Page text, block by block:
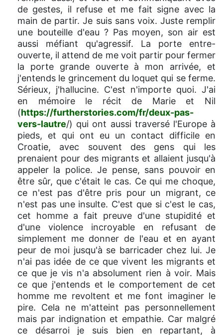
de gestes, il refuse et me fait signe avec la
main de partir. Je suis sans voix. Juste remplir
une bouteille d'eau ? Pas moyen, son air est
aussi méfiant qu'agressif. La porte entre-
ouverte, il attend de me voit partir pour fermer
la porte grande ouverte à mon arrivée, et
j'entends le grincement du loquet qui se ferme.
Sérieux, j'hallucine. C'est n'importe quoi. J'ai
en mémoire le récit de Marie et Nil
(https://furtherstories.com/fr/deux-pas-
vers-lautre/) qui ont aussi traversé l'Europe à
pieds, et qui ont eu un contact difficile en
Croatie, avec souvent des gens qui les
prenaient pour des migrants et allaient jusqu'à
appeler la police. Je pense, sans pouvoir en
être sûr, que c'était le cas. Ce qui me choque,
ce n'est pas d'être pris pour un migrant, ce
n'est pas une insulte. C'est que si c'est le cas,
cet homme a fait preuve d'une stupidité et
d'une violence incroyable en refusant de
simplement me donner de l'eau et en ayant
peur de moi jusqu'à se barricader chez lui. Je
n'ai pas idée de ce que vivent les migrants et
ce que je vis n'a absolument rien à voir. Mais
ce que j'entends et le comportement de cet
homme me revoltent et me font imaginer le
pire. Cela ne m'atteint pas personnellement
mais par indignation et empathie. Car malgré
ce désarroi je suis bien en repartant, à